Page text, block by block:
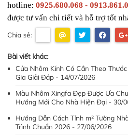
hotline: 0925.680.068 -
được tư vấn chi tiết và hỗ trợ tốt
Chia sẻ:
Bài viết khác:
Cửa Nhôm Kính Có Cần Theo
Gia Giải Đáp - 14/07/2026
Màu Nhôm Xingfa Đẹp Được Ưa
Hướng Mới Cho Nhà Hiện Đại - 30/
Hướng Dẫn Cách Tính m² Tường
Trình Chuẩn 2026 - 27/06/2026